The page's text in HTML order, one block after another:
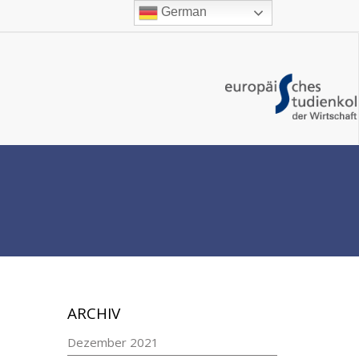
ARCHIV
Dezember 2021
German